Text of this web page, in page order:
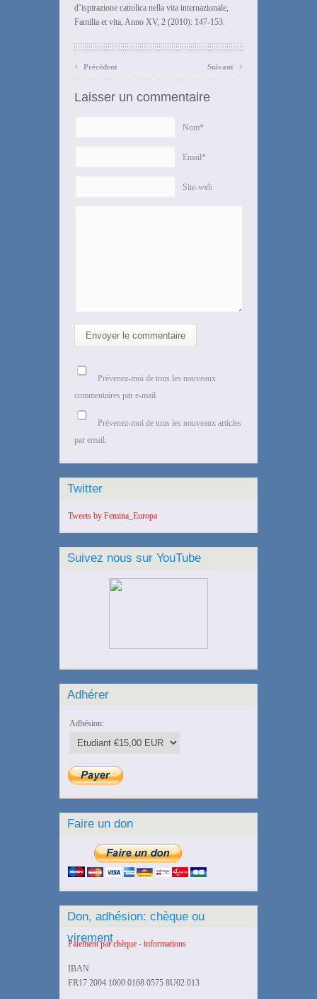
d’ispirazione cattolica nella vita internazionale,
Familia et vita, Anno XV, 2 (2010): 147-153.
‹ Précédent Suivant ›
Laisser un commentaire
Nom*
Email*
Site-web
Envoyer le commentaire
Prévenez-moi de tous les nouveaux
commentaires par e-mail.
Prévenez-moi de tous les nouveaux articles
par email.
Twitter
Tweets by Femina_Europa
Suivez nous sur YouTube
Adhérer
Adhésion:
Faire un don
Don, adhésion: chèque ou
virement
Paiement par chèque - informations
IBAN
FR17 2004 1000 0168 0575 8U02 013